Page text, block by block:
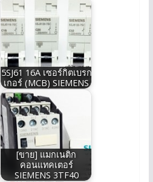
5SJ61 16A เซอร์กิตเบรก
เกอร์ (MCB) SIEMENS
[ขาย] แมกเนติก
คอนแทคเตอร์
SIEMENS 3TF40